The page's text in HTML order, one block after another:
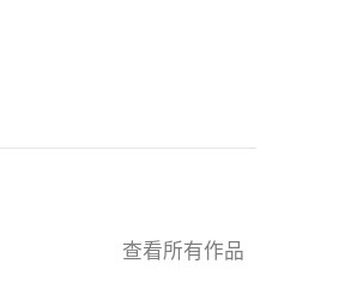
查看所有作品